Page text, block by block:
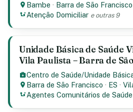
Bambe · Barra de São Francisco
Atenção Domiciliar e outras 9
Unidade Básica de Saúde
Vila Paulista – Barra de
Centro de Saúde/Unidade
Barra de São Francisco · ES ·
Agentes Comunitários de Saúde